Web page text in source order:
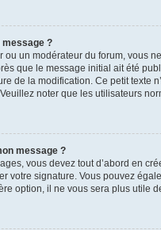
?
un modérateur du forum, vous
que le message initial ait été
de la modification. Ce petit texte
noter que les utilisateurs
message ?
vous devez tout d’abord en
votre signature. Vous pouvez
option, il ne vous sera plus utile